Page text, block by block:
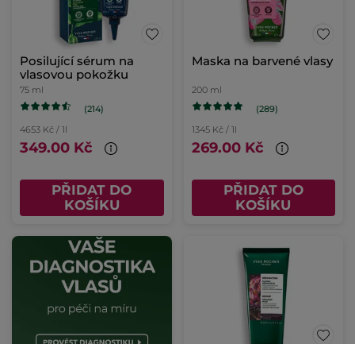
Posilující sérum na
vlasovou pokožku
75 ml
(214)
4653 Kč / 1l
349.00 Kč
PŘIDAT DO
KOŠÍKU
Maska na barvené vlasy
200 ml
(289)
1345 Kč / 1l
269.00 Kč
PŘIDAT DO
KOŠÍKU